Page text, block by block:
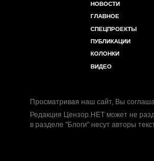
НОВОСТИ
ГЛАВНОЕ
СПЕЦПРОЕКТЫ
ПУБЛИКАЦИИ
КОЛОНКИ
ВИДЕО
Просматривая наш сайт, Вы
Редакция Цензор.НЕТ может не
в разделе "Блоги" несут авторы